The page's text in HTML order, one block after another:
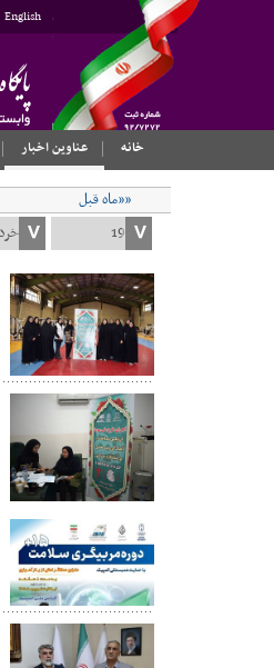
English
خانه
عناوین اخبار
««ماه قبل